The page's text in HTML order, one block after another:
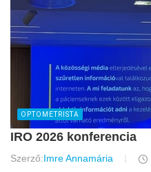
OPTOMETRISTA
IRO 2026 konferencia
Szerző:Imre Annamária